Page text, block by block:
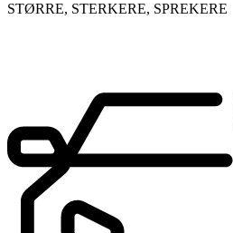
STØRRE, STERKERE, SPREKERE